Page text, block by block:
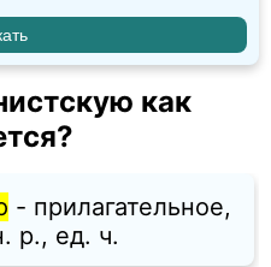
как
- прилагательное,
p., ед. ч.